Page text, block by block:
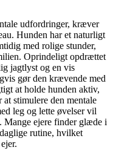
udfordringer, kræver
Hunden har et naturligt
med rolige stunder,
Oprindeligt opdrættet
jagtlyst og en vis
gør den krævende med
at holde hunden aktiv,
stimulere den mentale
leg og lette øvelser vil
Mange ejere finder glæde i
rutine, hvilket